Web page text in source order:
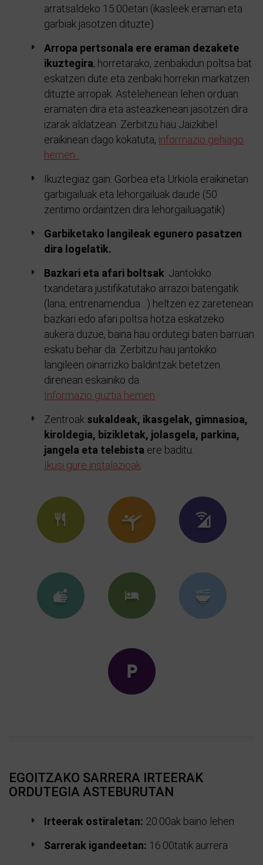
arratsaldeko 15:00etan (ikasleek eraman eta
garbiak jasotzen dituzte)
Arropa pertsonala ere eraman dezakete
ikuztegira; horretarako, zenbakidun poltsa bat
eskatzen dute eta zenbaki horrekin markatzen
dituzte arropak. Astelehenean lehen orduan
eramaten dira eta asteazkenean jasotzen dira
izarak aldatzean. Zerbitzu hau Jaizkibel
eraikinean dago kokatuta, informazio gehiago
hemen .
Ikuztegiaz gain: Gorbea eta Urkiola eraikinetan
garbigailuak eta lehorgailuak daude (50
zentimo ordaintzen dira lehorgailuagatik)
Garbiketako langileak egunero pasatzen
dira logelatik.
Bazkari eta afari boltsak: Jantokiko
txandetara justifikatutako arrazoi batengatik
(lana, entrenamendua…) heltzen ez zaretenean
bazkari edo afari poltsa hotza eskatzeko
aukera duzue, baina hau ordutegi baten barruan
eskatu behar da. Zerbitzu hau jantokiko
langileen oinarrizko baldintzak betetzen
direnean eskainiko da.
Informazio guztia hemen
Zentroak sukaldeak, ikasgelak, gimnasioa,
kiroldegia, bizikletak, jolasgela, parkina,
jangela eta telebista ere baditu.
Ikusi gure instalazioak
EGOITZAKO SARRERA IRTEERAK
ORDUTEGIA ASTEBURUTAN
Irteerak ostiraletan: 20:00ak baino lehen
Sarrerak igandeetan: 16:00tatik aurrera